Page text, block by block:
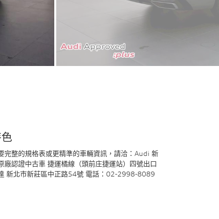
完整的規格表或更精準的車輛資訊，請洽：Audi 新
廠認證中古車 捷運橘線（頭前庄捷運站）四號出口
新北市新莊區中正路54號 電話：02-2998-8089